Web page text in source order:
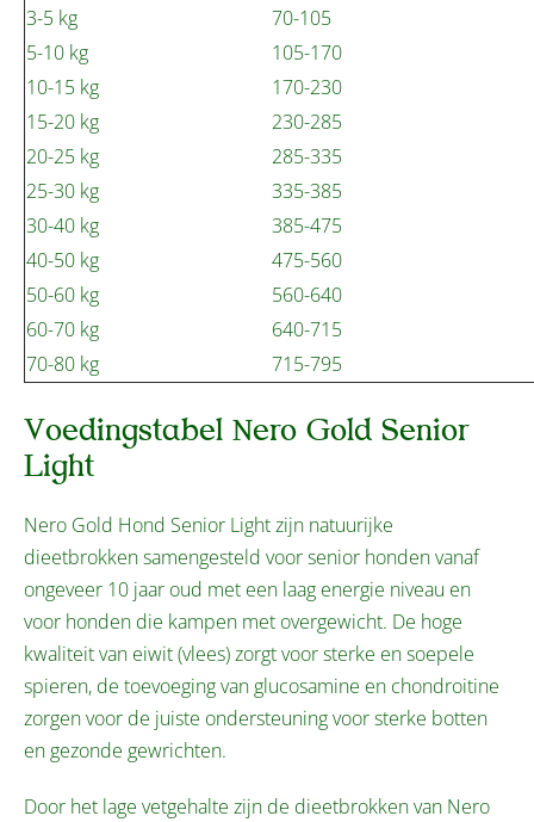
3-5 kg
70-105
5-10 kg
105-170
10-15 kg
170-230
15-20 kg
230-285
20-25 kg
285-335
25-30 kg
335-385
30-40 kg
385-475
40-50 kg
475-560
50-60 kg
560-640
60-70 kg
640-715
70-80 kg
715-795
Voedingstabel Nero Gold Senior
Light
Nero Gold Hond Senior Light zijn natuurijke
dieetbrokken samengesteld voor senior honden vanaf
ongeveer 10 jaar oud met een laag energie niveau en
voor honden die kampen met overgewicht. De hoge
kwaliteit van eiwit (vlees) zorgt voor sterke en soepele
spieren, de toevoeging van glucosamine en chondroitine
zorgen voor de juiste ondersteuning voor sterke botten
en gezonde gewrichten.
Door het lage vetgehalte zijn de dieetbrokken van Nero